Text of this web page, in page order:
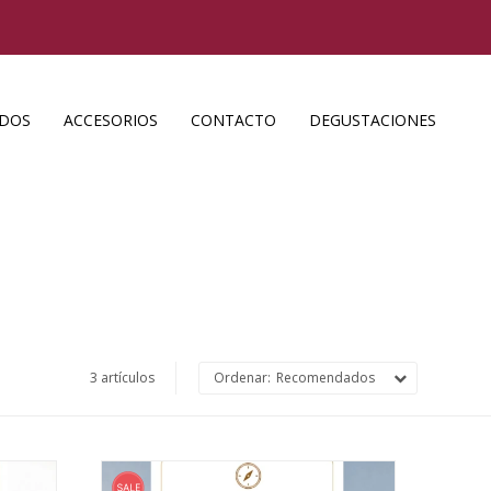
ACCESORIOS CONTACTO DEGUSTACIONES
3 artículos Recomendados